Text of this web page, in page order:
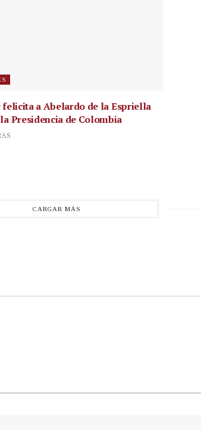
felicita a Abelardo de la Espriella
Presidencia de Colombia
CARGAR MÁS